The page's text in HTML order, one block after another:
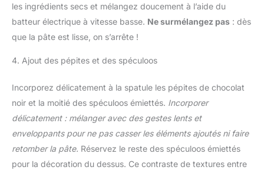
les ingrédients secs et mélangez doucement à l’aide du
batteur électrique à vitesse basse. Ne surmélangez pas : dès
que la pâte est lisse, on s’arrête !
4. Ajout des pépites et des spéculoos
Incorporez délicatement à la spatule les pépites de chocolat
noir et la moitié des spéculoos émiettés. Incorporer
délicatement : mélanger avec des gestes lents et
enveloppants pour ne pas casser les éléments ajoutés ni faire
retomber la pâte. Réservez le reste des spéculoos émiettés
pour la décoration du dessus. Ce contraste de textures entre